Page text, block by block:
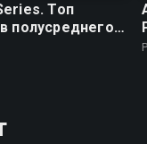
Топ
полусреднего